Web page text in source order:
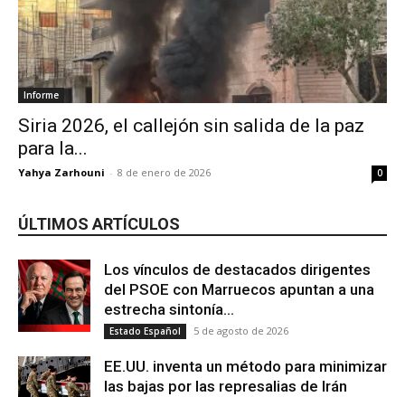
Informe
Siria 2026, el callejón sin salida de la paz
para la...
Yahya Zarhouni - 8 de enero de 2026 0
ÚLTIMOS ARTÍCULOS
Los vínculos de destacados dirigentes
del PSOE con Marruecos apuntan a una
estrecha sintonía...
Estado Español 5 de agosto de 2026
EE.UU. inventa un método para minimizar
las bajas por las represalias de Irán